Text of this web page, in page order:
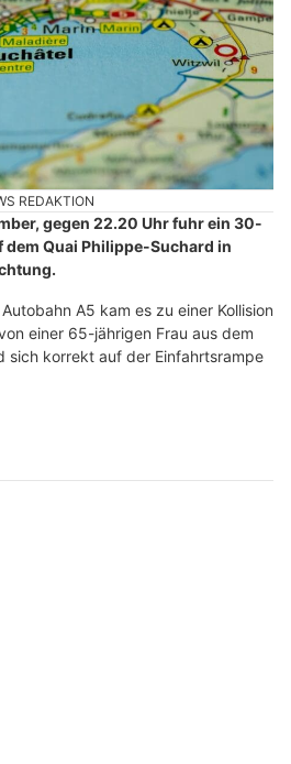
REDAKTION
gegen 22.20 Uhr fuhr ein 30-
Quai Philippe-Suchard in
A5 kam es zu einer Kollision
einer 65-jährigen Frau aus dem
sich korrekt auf der Einfahrtsrampe